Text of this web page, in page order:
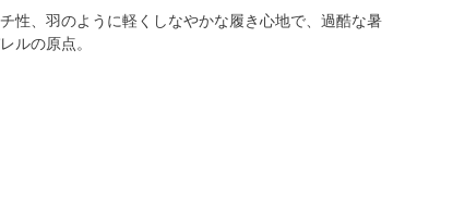
性、羽のように軽くしなやかな履き心地で、過酷な暑
ルの原点。